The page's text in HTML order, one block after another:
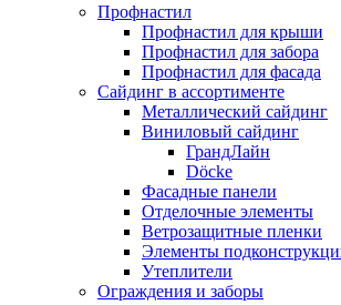
Профнастил
Профнастил для крыши
Профнастил для забора
Профнастил для фасада
Сайдинг в ассортименте
Металлический сайдинг
Виниловый сайдинг
ГрандЛайн
Döcke
Фасадные панели
Отделочные элементы
Ветрозащитные пленки
Элементы
Утеплители
Ограждения и заборы